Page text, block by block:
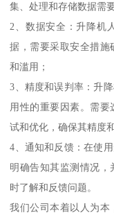
集、处理和存储数据需
2、数据安全：升降机
据，需要采取安全措施
和滥用；
3、精度和误判率：升
用性的重要因素。需要
试和优化，确保其精度
4、通知和反馈：在使
明确告知其监测情况，
时了解和反馈问题。
我们公司本着以人为本